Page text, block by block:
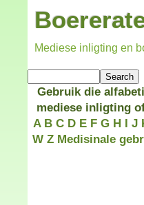
Mediese inligting en
Gebruik die
mediese inligting
A B C D E F G H I J
W Z Medisinale